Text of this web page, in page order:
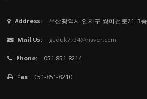
Address: 부산광역시 연제구 쌍미천로21, 3층
Mail Us: guduk7734@naver.com
Phone: 051-851-8214
Fax 051-851-8210